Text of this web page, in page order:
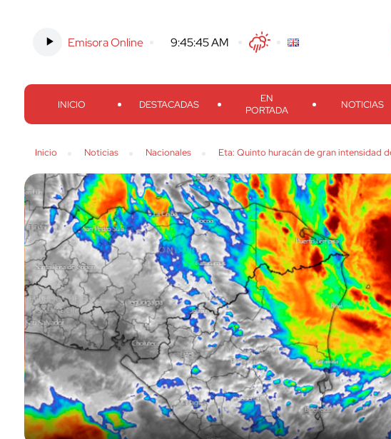
Emisora Online 9:45:46 AM TwitterFacebook
Threads
Instagram
INICIO DESTACADAS
EN
PORTADA
NOTICIAS
Inicio Noticias Nacionales Eta: Quinto huracán de gran intensidad